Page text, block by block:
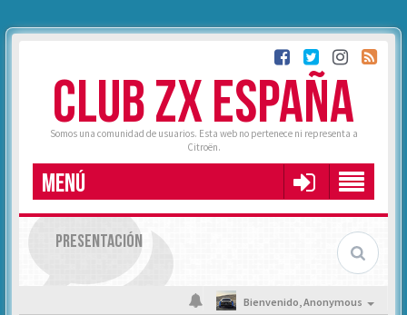
CLUB ZX ESPAÑA
Somos una comunidad de usuarios. Esta web no pertenece ni representa a
Citroën.
MENÚ
PRESENTACIÓN
Bienvenido,Anonymous